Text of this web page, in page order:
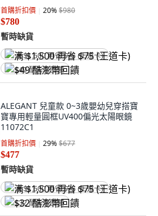
首購折扣價 20%$980
$780
暫時缺貨
满 $1,500 再省 $75 (王道卡)
$49 酷澎幣回饋
ALEGANT 兒童款 0~3歲嬰幼兒穿搭寶
寶專用輕量圓框UV400偏光太陽眼鏡
11072C1
首購折扣價 29%$677
$477
暫時缺貨
满 $1,500 再省 $75 (王道卡)
$32 酷澎幣回饋